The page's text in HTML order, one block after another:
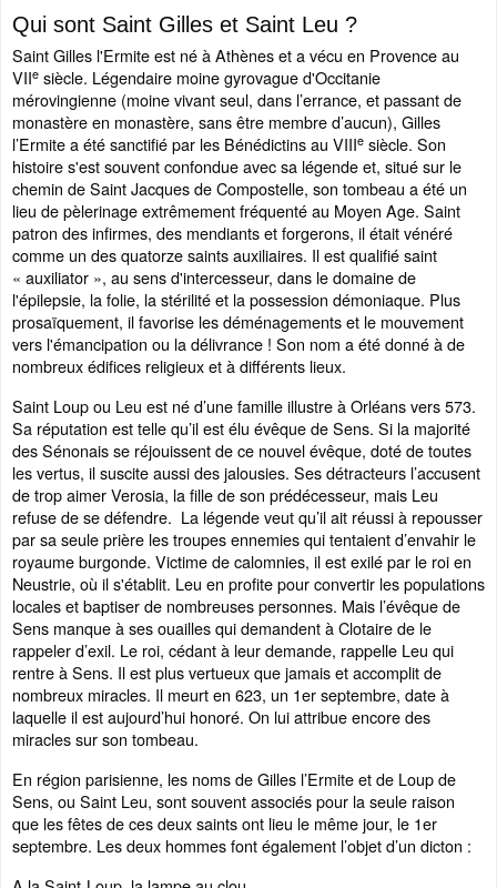
Qui sont Saint Gilles et Saint Leu ?
Saint Gilles l'Ermite est né à Athènes et a vécu en Provence au
VIIe siècle. Légendaire moine gyrovague d'Occitanie
mérovingienne (moine vivant seul, dans l’errance, et passant de
monastère en monastère, sans être membre d’aucun), Gilles
l’Ermite a été sanctifié par les Bénédictins au VIIIe siècle. Son
histoire s'est souvent confondue avec sa légende et, situé sur le
chemin de Saint Jacques de Compostelle, son tombeau a été un
lieu de pèlerinage extrêmement fréquenté au Moyen Age. Saint
patron des infirmes, des mendiants et forgerons, il était vénéré
comme un des quatorze saints auxiliaires. Il est qualifié saint
« auxiliator », au sens d'intercesseur, dans le domaine de
l'épilepsie, la folie, la stérilité et la possession démoniaque. Plus
prosaïquement, il favorise les déménagements et le mouvement
vers l'émancipation ou la délivrance ! Son nom a été donné à de
nombreux édifices religieux et à différents lieux.
Saint Loup ou Leu est né d’une famille illustre à Orléans vers 573.
Sa réputation est telle qu’il est élu évêque de Sens. Si la majorité
des Sénonais se réjouissent de ce nouvel évêque, doté de toutes
les vertus, il suscite aussi des jalousies. Ses détracteurs l’accusent
de trop aimer Verosia, la fille de son prédécesseur, mais Leu
refuse de se défendre. La légende veut qu’il ait réussi à repousser
par sa seule prière les troupes ennemies qui tentaient d’envahir le
royaume burgonde. Victime de calomnies, il est exilé par le roi en
Neustrie, où il s'établit. Leu en profite pour convertir les populations
locales et baptiser de nombreuses personnes. Mais l’évêque de
Sens manque à ses ouailles qui demandent à Clotaire de le
rappeler d’exil. Le roi, cédant à leur demande, rappelle Leu qui
rentre à Sens. Il est plus vertueux que jamais et accomplit de
nombreux miracles. Il meurt en 623, un 1er septembre, date à
laquelle il est aujourd’hui honoré. On lui attribue encore des
miracles sur son tombeau.
En région parisienne, les noms de Gilles l’Ermite et de Loup de
Sens, ou Saint Leu, sont souvent associés pour la seule raison
que les fêtes de ces deux saints ont lieu le même jour, le 1er
septembre. Les deux hommes font également l’objet d’un dicton :